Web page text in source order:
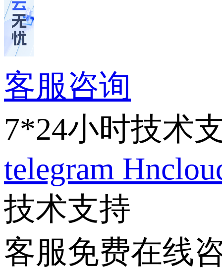
客服咨询
7*24小时技术
telegram
技术支持
客服免费在线